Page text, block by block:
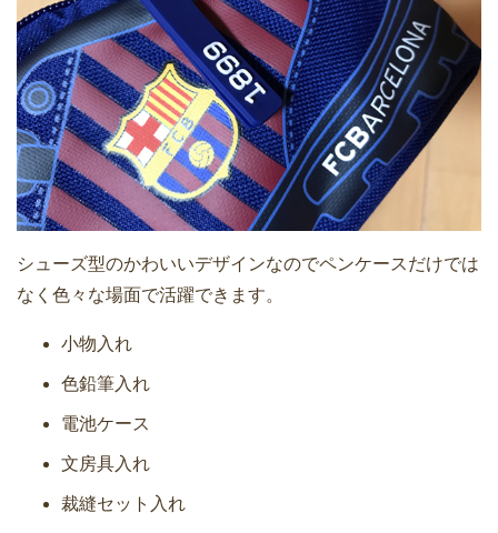
シューズ型のかわいいデザインなのでペンケースだけでは
なく色々な場面で活躍できます。
小物入れ
色鉛筆入れ
電池ケース
文房具入れ
裁縫セット入れ